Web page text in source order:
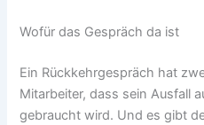
Wofür das Gespräch da ist
Ein Rückkehrgespräch hat
Mitarbeiter, dass sein Ausfall
gebraucht wird. Und es gibt